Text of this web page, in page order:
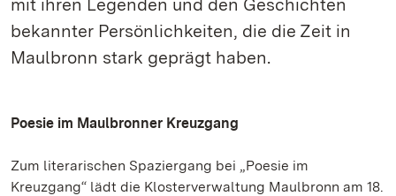
mit ihren Legenden und den Geschichten
bekannter Persönlichkeiten, die die Zeit in
Maulbronn stark geprägt haben.
Poesie im Maulbronner Kreuzgang
Zum literarischen Spaziergang bei „Poesie im
Kreuzgang“ lädt die Klosterverwaltung Maulbronn am 18.